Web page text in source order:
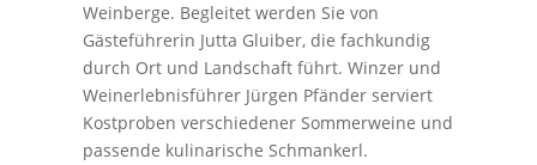
Weinberge. Begleitet werden Sie von
Gästeführerin Jutta Gluiber, die fachkundig
durch Ort und Landschaft führt. Winzer und
Weinerlebnisführer Jürgen Pfänder serviert
Kostproben verschiedener Sommerweine und
passende kulinarische Schmankerl.